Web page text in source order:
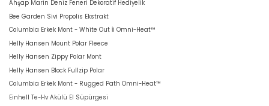
Ahşap Marin Deniz Feneri Dekoratif Hediyelik
Bee Garden Sivi Propolis Ekstrakt
Columbia Erkek Mont - White Out İi Omni-Heat™
Helly Hansen Mount Polar Fleece
Helly Hansen Zippy Polar Mont
Helly Hansen Block Fullzip Polar
Columbia Erkek Mont - Rugged Path Omni-Heat™
Einhell Te-Hv Akülü El Süpürgesi